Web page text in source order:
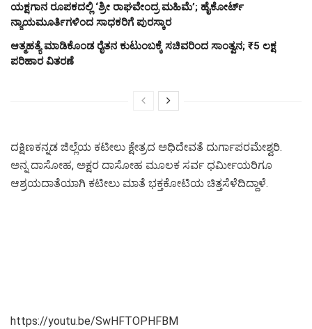
ಯಕ್ಷಗಾನ ರೂಪಕದಲ್ಲಿ ‘ಶ್ರೀ ರಾಘವೇಂದ್ರ ಮಹಿಮೆ’; ಹೈಕೋರ್ಟ್
ನ್ಯಾಯಮೂರ್ತಿಗಳಿಂದ ಸಾಧಕರಿಗೆ ಪುರಸ್ಕಾರ
ಆತ್ಮಹತ್ಯೆ ಮಾಡಿಕೊಂಡ ರೈತನ ಕುಟುಂಬಕ್ಕೆ ಸಚಿವರಿಂದ ಸಾಂತ್ವನ; ₹5 ಲಕ್ಷ
ಪರಿಹಾರ ವಿತರಣೆ
ದಕ್ಷಿಣಕನ್ನಡ ಜಿಲ್ಲೆಯ ಕಟೀಲು ಕ್ಷೇತ್ರದ ಅಧಿದೇವತೆ ದುರ್ಗಾಪರಮೇಶ್ವರಿ.
ಅನ್ನ ದಾಸೋಹ, ಅಕ್ಷರ ದಾಸೋಹ ಮೂಲಕ ಸರ್ವ ಧರ್ಮೀಯರಿಗೂ
ಆಶ್ರಯದಾತೆಯಾಗಿ ಕಟೀಲು ಮಾತೆ ಭಕ್ತಕೋಟಿಯ ಚಿತ್ತಸೆಳೆದಿದ್ದಾಳೆ.
https://youtu.be/SwHFTOPHFBM